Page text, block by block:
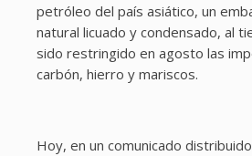
petróleo del país asiático, un
natural licuado y condensado, al
sido restringido en agosto las
carbón, hierro y mariscos.
Hoy, en un comunicado